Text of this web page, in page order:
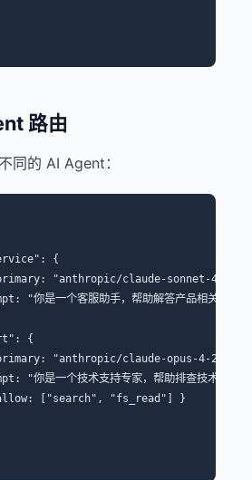
路由
同的 AI Agent：
{
"anthropic/claude-sonnet-4-
"你是一个客服助手，帮助解答产品相关问题
{
"anthropic/claude-opus-4-
"你是一个技术支持专家，帮助排查技术问题
["search", "fs_read"] }